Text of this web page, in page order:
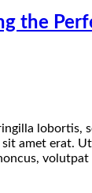
the
lobortis,
amet erat.